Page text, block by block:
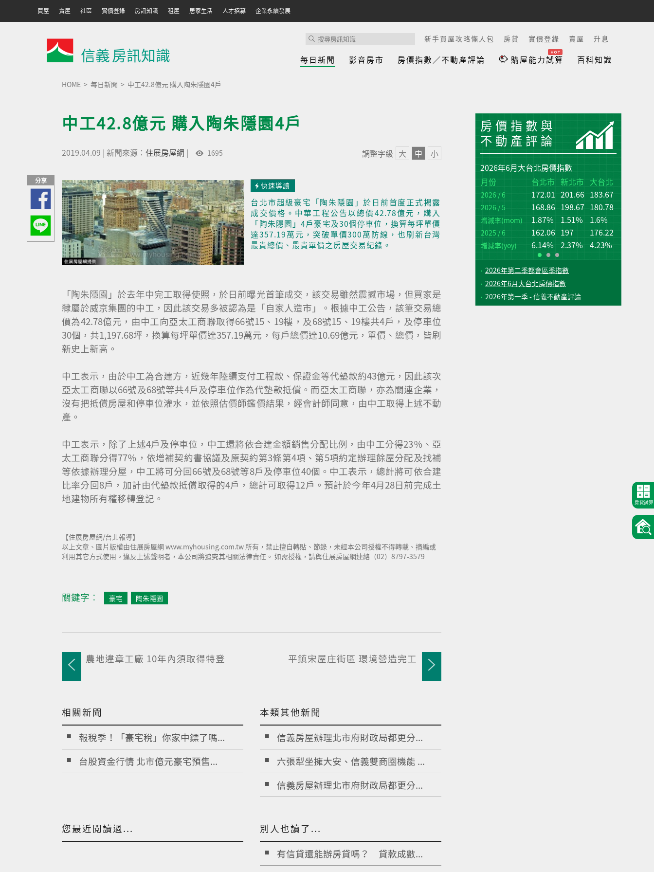
買屋 賣屋 社區 實價登錄 房訊知識 租屋 居家生活 人才招募 企業永續發展
信義房訊知識
新手買屋攻略懶人包 房貸 實價登錄 賣屋 升息
每日新聞 影音房市 房價指數／不動產評論 購屋能力試算 百科知識
房貸試算
HOME 每日新聞 中工42.8億元 購入陶朱隱園4戶
中工42.8億元 購入陶朱隱園4戶
2019.04.09 | 新聞來源： 住展房屋網 | 1695 調整字級 大 中 小
分享 快速導讀
台北市超級豪宅「陶朱隱園」於日前首度正式揭露
成交價格。中華工程公告以總價42.78億元，購入
「陶朱隱園」4戶豪宅及30個停車位，換算每坪單價
達357.19萬元，突破單價300萬防線，也刷新台灣
最貴總價、最貴單價之房屋交易紀錄。
「陶朱隱園」於去年中完工取得使照，於日前曝光首筆成交，該交易雖然震撼市場，但買家是
隸屬於威京集團的中工，因此該交易多被認為是「自家人造市」。根據中工公告，該筆交易總
價為42.78億元，由中工向亞太工商聯取得66號15、19樓，及68號15、19樓共4戶，及停車位
30個，共1,197.68坪，換算每坪單價達357.19萬元，每戶總價達10.69億元，單價、總價，皆刷
新史上新高。
中工表示，由於中工為合建方，近幾年陸續支付工程款、保證金等代墊款約43億元，因此該次
亞太工商聯以66號及68號等共4戶及停車位作為代墊款抵償。而亞太工商聯，亦為關連企業，
沒有把抵償房屋和停車位灌水，並依照估價師鑑價結果，經會計師同意，由中工取得上述不動
產。
中工表示，除了上述4戶及停車位，中工還將依合建金額銷售分配比例，由中工分得23％、亞
太工商聯分得77％，依增補契約書協議及原契約第3條第4項、第5項約定辦理餘屋分配及找補
等依據辦理分屋，中工將可分回66號及68號等8戶及停車位40個。中工表示，總計將可依合建
比率分回8戶，加計由代墊款抵償取得的4戶，總計可取得12戶。預計於今年4月28日前完成土
地建物所有權移轉登記。
【住展房屋網/台北報導】
以上文章、圖片版權由住展房屋網 www.myhousing.com.tw 所有，禁止擅自轉貼、節錄，未經本公司授權不得轉載、摘編或
利用其它方式使用。違反上述聲明者，本公司將追究其相關法律責任。 如需授權，請與住展房屋網連絡（02）8797-3579
關鍵字︰ 豪宅 陶朱隱園
農地違章工廠 10年內須取得特登 平鎮宋屋庄街區 環境營造完工
相關新聞
報稅季！「豪宅稅」你家中鏢了嗎...
台股資金行情 北市億元豪宅預售...
本類其他新聞
信義房屋辦理北市府財政局都更分...
六張犁坐擁大安、信義雙商圈機能 ...
信義房屋辦理北市府財政局都更分...
您最近閱讀過...
別人也讀了...
有信貸還能辦房貸嗎？ 貸款成數...
房價指數與
不動產評論
2026年6月大台北房價指數
月份
台北市 新北市 大台北
2026 / 6 172.01 201.66 183.67
2026 / 5 168.86 198.67 180.78
增減率(mom) 1.87% 1.51% 1.6%
2025 / 6 162.06 197 176.22
增減率(yoy) 6.14% 2.37% 4.23%
2026年第二季都會區季指數
2026年6月大台北房價指數
2026年第一季 - 信義不動產評論